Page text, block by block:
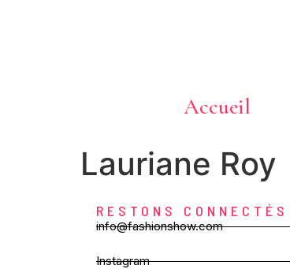
Accueil
Lauriane Roy
RESTONS CONNECTÉS
info@fashionshow.com
Instagram